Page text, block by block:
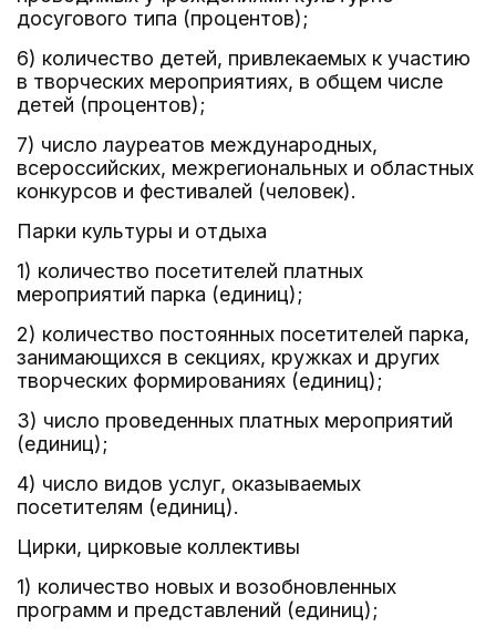
досугового типа (процентов);
6) количество детей, привлекаемых к участию
в творческих мероприятиях, в общем числе
детей (процентов);
7) число лауреатов международных,
всероссийских, межрегиональных и областных
конкурсов и фестивалей (человек).
Парки культуры и отдыха
1) количество посетителей платных
мероприятий парка (единиц);
2) количество постоянных посетителей парка,
занимающихся в секциях, кружках и других
творческих формированиях (единиц);
3) число проведенных платных мероприятий
(единиц);
4) число видов услуг, оказываемых
посетителям (единиц).
Цирки, цирковые коллективы
1) количество новых и возобновленных
программ и представлений (единиц);